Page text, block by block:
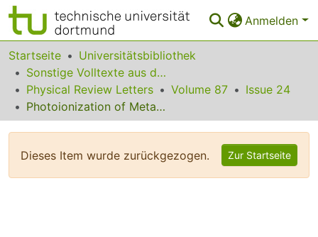
Anmelden
Bereiche & Sammlungen
Das gesamte Repositorium
Statistiken
Startseite
Universitätsbibliothek
Sonstige Volltexte aus dem Bibliotheksangebot
Physical Review Letters
Volume 87
Issue 24
Photoionization of Metastable O+ Ions
Dieses Item wurde zurückgezogen. Zur Startseite